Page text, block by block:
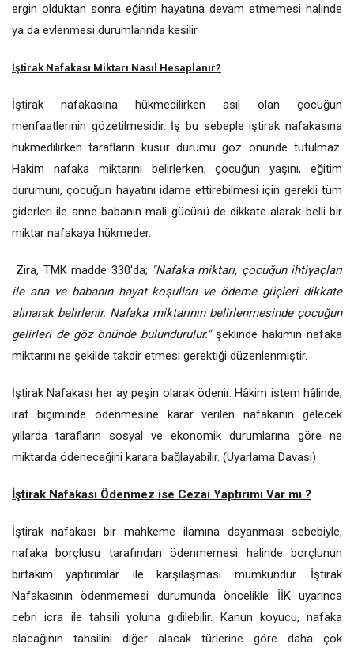
ergin olduktan sonra eğitim hayatına devam etmemesi halinde
ya da evlenmesi durumlarında kesilir.
İştirak Nafakası Miktarı Nasıl Hesaplanır?
İştirak nafakasına hükmedilirken asıl olan çocuğun
menfaatlerinin gözetilmesidir. İş bu sebeple iştirak nafakasına
hükmedilirken tarafların kusur durumu göz önünde tutulmaz.
Hakim nafaka miktarını belirlerken, çocuğun yaşını, eğitim
durumunı, çocuğun hayatını idame ettirebilmesi için gerekli tüm
giderleri ile anne babanın mali gücünü de dikkate alarak belli bir
miktar nafakaya hükmeder.
Zira, TMK madde 330'da; "Nafaka miktarı, çocuğun ihtiyaçları
ile ana ve babanın hayat koşulları ve ödeme güçleri dikkate
alınarak belirlenir. Nafaka miktarının belirlenmesinde çocuğun
gelirleri de göz önünde bulundurulur."şeklinde hakimin nafaka
miktarını ne şekilde takdir etmesi gerektiği düzenlenmiştir.
İştirak Nafakası her ay peşin olarak ödenir. Hâkim istem hâlinde,
irat biçiminde ödenmesine karar verilen nafakanın gelecek
yıllarda tarafların sosyal ve ekonomik durumlarına göre ne
miktarda ödeneceğini karara bağlayabilir. (Uyarlama Davası)
İştirak Nafakası Ödenmez ise Cezai Yaptırımı Var mı ?
İştirak nafakası bir mahkeme ilamına dayanması sebebiyle,
nafaka borçlusu tarafından ödenmemesi halinde borçlunun
birtakım yaptırımlar ile karşılaşması mümkündür. İştirak
Nafakasının ödenmemesi durumunda öncelikle İİK uyarınca
cebri icra ile tahsili yoluna gidilebilir. Kanun koyucu, nafaka
alacağının tahsilini diğer alacak türlerine göre daha çok